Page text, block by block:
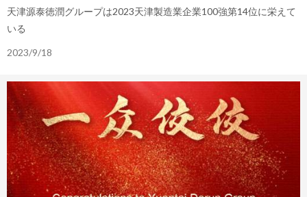
天津源泰徳潤グループは2023天津製造業企業100強第14位に栄えて
いる
2023/9/18